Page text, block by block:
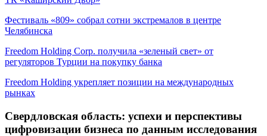
Фестиваль «809» собрал сотни экстремалов в центре
Челябинска
Freedom Holding Corp. получила «зеленый свет» от
регуляторов Турции на покупку банка
Freedom Holding укрепляет позиции на международных
рынках
Свердловская область: успехи и перспективы
цифровизации бизнеса по данным исследования